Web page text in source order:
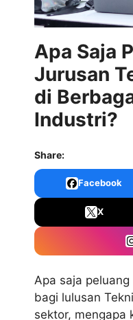
Apa Saja
Jurusan
di
Industri?
Share:
Facebook
X
Apa saja
bagi lulusan
sektor, mengapa